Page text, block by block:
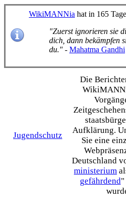
WikiMANNia hat in 165
"Zuerst ignorieren sie
dich, dann bekämpfen
du." - Mahatma Gandhi
Jugendschutz
Die
Aufklärung.
Sie eine
Deutschland
ministerium
gefährdend"